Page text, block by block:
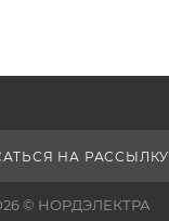
НА РАССЫЛКУ
© НОРДЭЛЕКТРА